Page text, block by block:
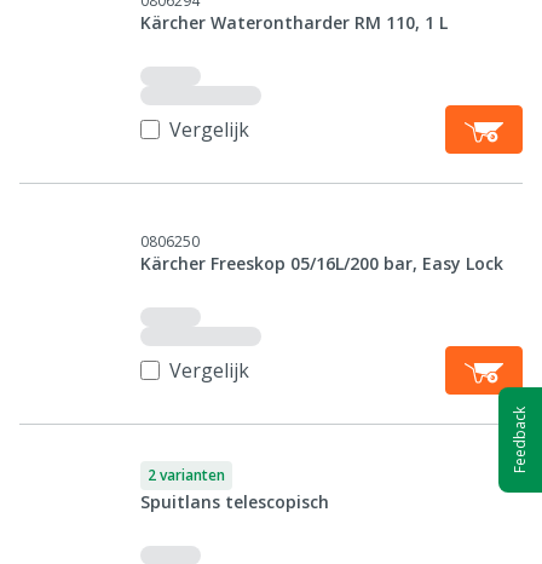
Kärcher Waterontharder RM 110, 1 L
Vergelijk
0806250
Kärcher Freeskop 05/16L/200 bar, Easy Lock
Vergelijk
2 varianten
Spuitlans telescopisch
Feedback